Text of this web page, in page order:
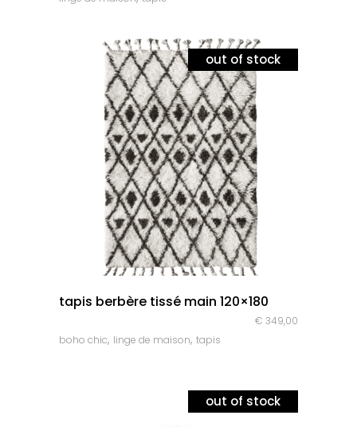
out of stock
tapis berbère tissé main 120×180
€ 349,00
boho chic, linge de maison, tapis
out of stock